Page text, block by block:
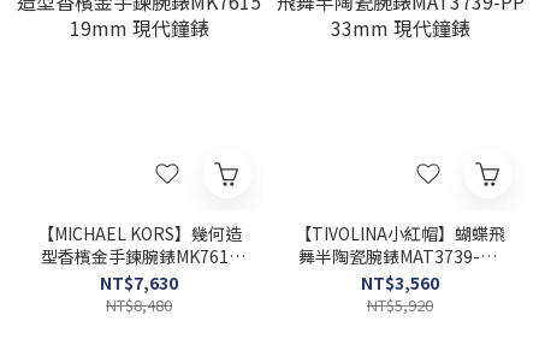
【MICHAEL KORS】幾何造
型香檳金手鍊腕錶MK7615
19mm 現代鐘錶
NT$7,630
NT$8,480
【TIVOLINA小紅帽】蝴蝶飛
舞半陶瓷腕錶MAT3739-PP
33mm 現代鐘錶
NT$3,560
NT$5,920